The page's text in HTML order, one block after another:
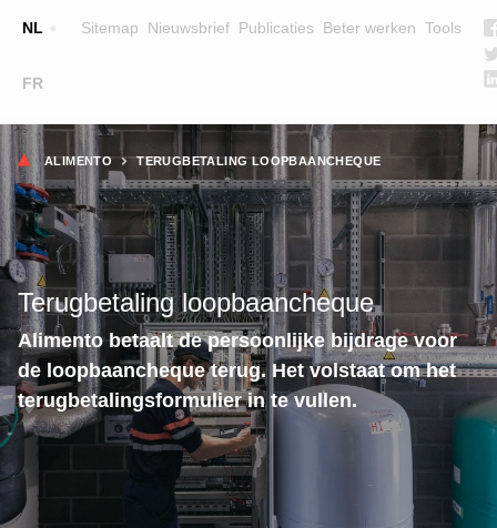
NL
FR
Sitemap Nieuwsbrief Publicaties Beter werken Tools
Main
navigation
OPLEIDINGEN
LESGEVERS
WIE ZIJN WE
TEAM
CONTACT
ZOEK EEN OPLEIDING
Kruimelpad
ALIMENTO TERUGBETALING LOOPBAANCHEQUE
Terugbetaling loopbaancheque
Alimento betaalt de persoonlijke bijdrage voor
de loopbaancheque terug. Het volstaat om het
terugbetalingsformulier in te vullen.